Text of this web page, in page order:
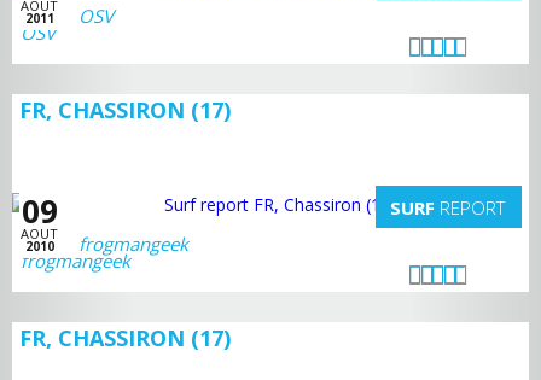
AOUT
2011
OSV
FR, CHASSIRON (17)
09
AOUT
2010
SURF REPORT
frogmangeek
FR, CHASSIRON (17)